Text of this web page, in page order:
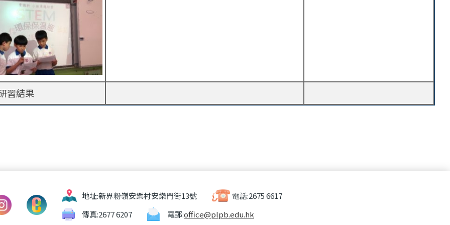
習結果
地址:新界粉嶺安樂村安樂門街13號 電話:2675 6617
傳真:2677 6207 電郵:office@plpb.edu.hk